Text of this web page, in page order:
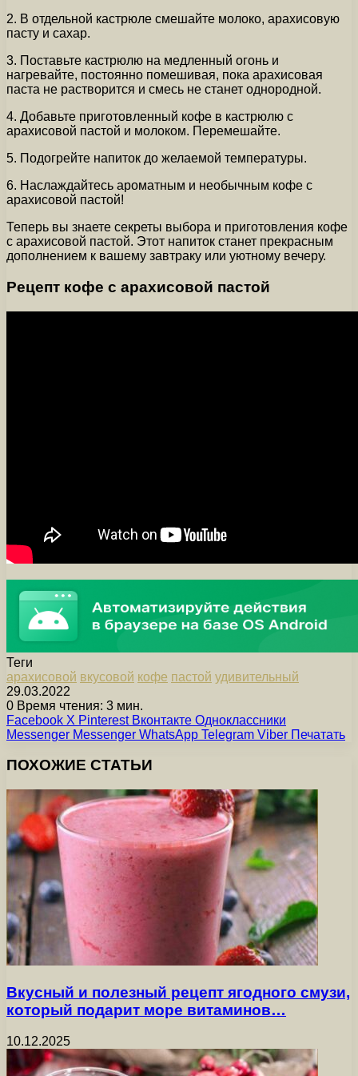
2. В отдельной кастрюле смешайте молоко, арахисовую
пасту и сахар.
3. Поставьте кастрюлю на медленный огонь и
нагревайте, постоянно помешивая, пока арахисовая
паста не растворится и смесь не станет однородной.
4. Добавьте приготовленный кофе в кастрюлю с
арахисовой пастой и молоком. Перемешайте.
5. Подогрейте напиток до желаемой температуры.
6. Наслаждайтесь ароматным и необычным кофе с
арахисовой пастой!
Теперь вы знаете секреты выбора и приготовления кофе
с арахисовой пастой. Этот напиток станет прекрасным
дополнением к вашему завтраку или уютному вечеру.
Рецепт кофе с арахисовой пастой
Теги
арахисовой вкусовой кофе пастой удивительный
29.03.2022
0 Время чтения: 3 мин.
Facebook X Pinterest Вконтакте Одноклассники
Messenger Messenger WhatsApp Telegram Viber Печатать
ПОХОЖИЕ СТАТЬИ
Вкусный и полезный рецепт ягодного смузи,
который подарит море витаминов…
10.12.2025